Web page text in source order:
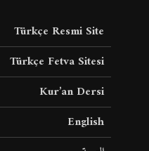
Türkçe Resmi Site
Türkçe Fetva Sitesi
Kur’an Dersi
English